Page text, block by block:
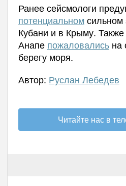
Ранее сейсмологи
потенциальномсильном
Кубани и в Крыму.
Анапе пожаловалисьна
берегу моря.
Автор: Руслан Лебедев
Читайте нас в